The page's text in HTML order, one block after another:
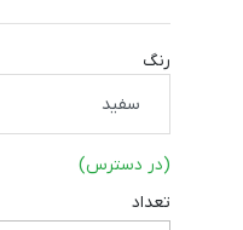
رنگ
(در دسترس)
تعداد